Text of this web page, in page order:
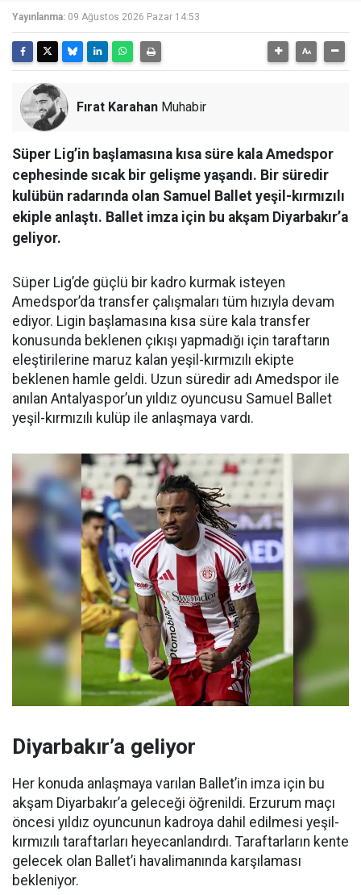
Yayınlanma: 09 Ağustos 2026 Pazar 14:53
Fırat Karahan Muhabir
Süper Lig’in başlamasına kısa süre kala Amedspor
cephesinde sıcak bir gelişme yaşandı. Bir süredir
kulübün radarında olan Samuel Ballet yeşil-kırmızılı
ekiple anlaştı. Ballet imza için bu akşam Diyarbakır’a
geliyor.
Süper Lig’de güçlü bir kadro kurmak isteyen
Amedspor’da transfer çalışmaları tüm hızıyla devam
ediyor. Ligin başlamasına kısa süre kala transfer
konusunda beklenen çıkışı yapmadığı için taraftarın
eleştirilerine maruz kalan yeşil-kırmızılı ekipte
beklenen hamle geldi. Uzun süredir adı Amedspor ile
anılan Antalyaspor’un yıldız oyuncusu Samuel Ballet
yeşil-kırmızılı kulüp ile anlaşmaya vardı.
Diyarbakır’a geliyor
Her konuda anlaşmaya varılan Ballet’in imza için bu
akşam Diyarbakır’a geleceği öğrenildi. Erzurum maçı
öncesi yıldız oyuncunun kadroya dahil edilmesi yeşil-
kırmızılı taraftarları heyecanlandırdı. Taraftarların kente
gelecek olan Ballet’i havalimanında karşılaması
bekleniyor.